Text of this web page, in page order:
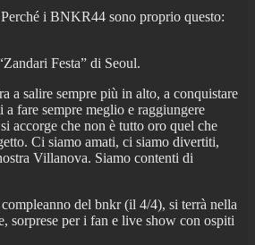
i BNKR44 sono proprio questo:
Festa” di Seoul.
a salire sempre più in alto, a conquistare
fare sempre meglio e raggiungere
accorge che non è tutto oro quel che
Ci siamo amati, ci siamo divertiti,
Villanova. Siamo contenti di
del bnkr (il 4/4), si terrà nella
sorprese per i fan e live show con ospiti